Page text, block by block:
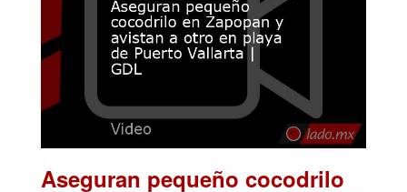
Aseguran pequeño cocodrilo